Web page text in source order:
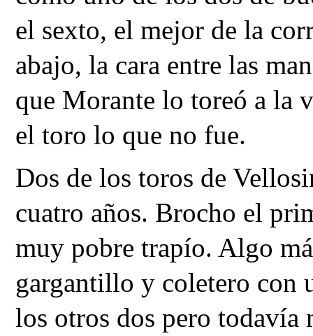
el sexto, el mejor de la
abajo, la cara entre las
que Morante lo toreó a la
el toro lo que no fue.
Dos de los toros de
cuatro años. Brocho el
muy pobre trapío. Algo
gargantillo y coletero con
los otros dos pero todavía